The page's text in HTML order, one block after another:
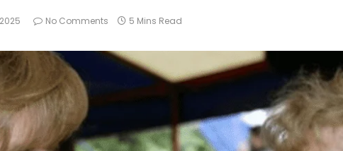
No Comments 5 Mins Read